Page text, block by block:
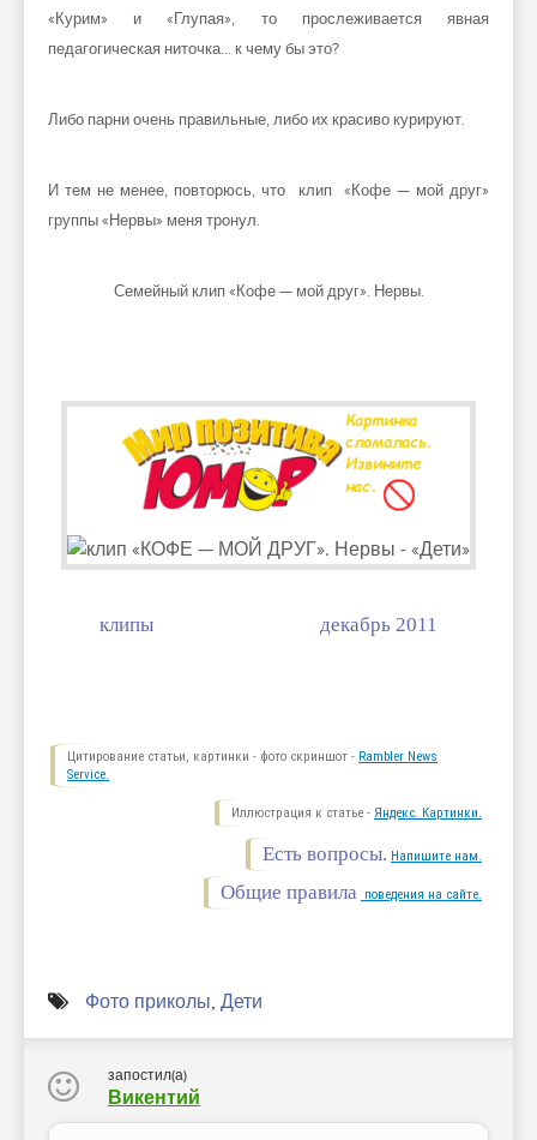
«Курим» и «Глупая», то прослеживается явная
педагогическая ниточка… к чему бы это?
Либо парни очень правильные, либо их красиво курируют.
И тем не менее, повторюсь, что клип «Кофе — мой друг»
группы «Нервы» меня тронул.
Семейный клип «Кофе — мой друг». Нервы.
клипы декабрь 2011
Цитирование статьи, картинки - фото скриншот - Rambler News
Service.
Иллюстрация к статье - Яндекс. Картинки.
Есть вопросы. Напишите нам.
Общие правила поведения на сайте.
Фото приколы, Дети
запостил(а)
Викентий